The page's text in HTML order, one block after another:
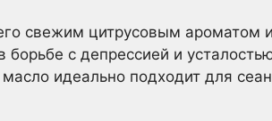
свежим цитрусовым ароматом
с депрессией и
идеально подходит для